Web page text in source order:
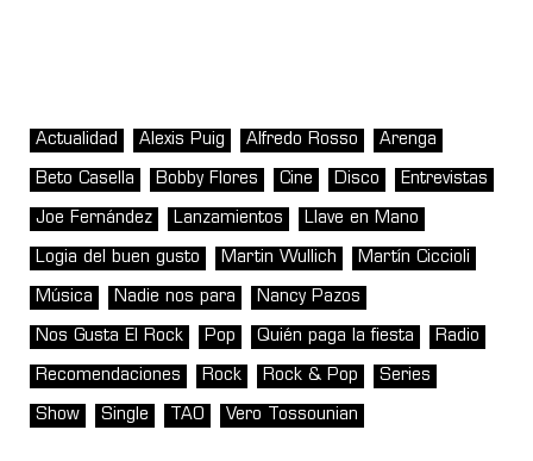
Actualidad Alexis Puig Alfredo Rosso Arenga
Beto Casella Bobby Flores Cine Disco Entrevistas
Joe Fernández Lanzamientos Llave en Mano
Logia del buen gusto Martin Wullich Martín Ciccioli
Música Nadie nos para Nancy Pazos
Nos Gusta El Rock Pop Quién paga la fiesta Radio
Recomendaciones Rock Rock & Pop Series
Show Single TAO Vero Tossounian